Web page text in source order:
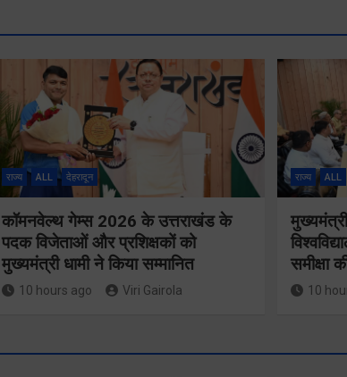
राज्य ALL देहरादून
कॉमनवेल्थ गेम्स 2026 के उत्तराखंड के
पदक विजेताओं और प्रशिक्षकों को
मुख्यमंत्री धामी ने किया सम्मानित
10 hours ago Viri Gairola
राज्य ALL
समीक्षा
10